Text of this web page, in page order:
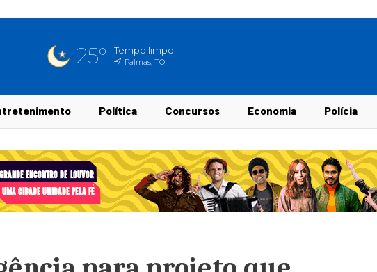
25° Tempo limpo
Palmas, TO
Política Concursos Economia Polícia